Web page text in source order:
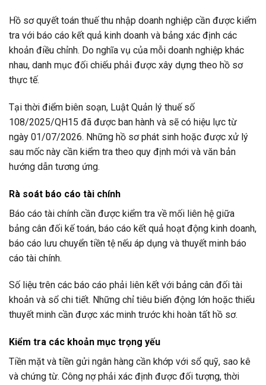
Hồ sơ quyết toán thuế thu nhập doanh nghiệp cần được kiểm
tra với báo cáo kết quả kinh doanh và bảng xác định các
khoản điều chỉnh. Do nghĩa vụ của mỗi doanh nghiệp khác
nhau, danh mục đối chiếu phải được xây dựng theo hồ sơ
thực tế.
Tại thời điểm biên soạn, Luật Quản lý thuế số
108/2025/QH15 đã được ban hành và sẽ có hiệu lực từ
ngày 01/07/2026. Những hồ sơ phát sinh hoặc được xử lý
sau mốc này cần kiểm tra theo quy định mới và văn bản
hướng dẫn tương ứng.
Rà soát báo cáo tài chính
Báo cáo tài chính cần được kiểm tra về mối liên hệ giữa
bảng cân đối kế toán, báo cáo kết quả hoạt động kinh doanh,
báo cáo lưu chuyển tiền tệ nếu áp dụng và thuyết minh báo
cáo tài chính.
Số liệu trên các báo cáo phải liên kết với bảng cân đối tài
khoản và sổ chi tiết. Những chỉ tiêu biến động lớn hoặc thiếu
thuyết minh cần được xác minh trước khi hoàn tất hồ sơ.
Kiểm tra các khoản mục trọng yếu
Tiền mặt và tiền gửi ngân hàng cần khớp với sổ quỹ, sao kê
và chứng từ. Công nợ phải xác định được đối tượng, thời